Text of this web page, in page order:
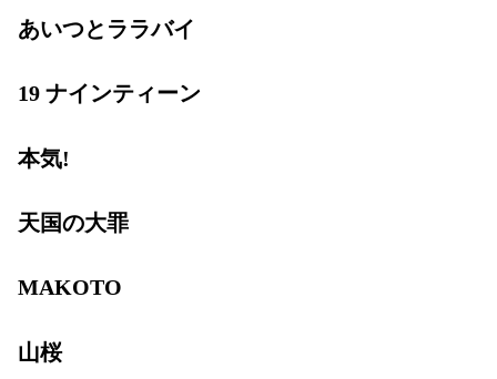
あいつとララバイ
19 ナインティーン
本気!
天国の大罪
MAKOTO
山桜